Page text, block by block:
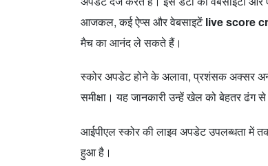
आजकल, कई ऐप्स और वेबसाइटेंlive score
मैच का आनंद ले सकते हैं।
स्कोर अपडेट होने के अलावा, प्रशंसक अक्सर
समीक्षा। यह जानकारी उन्हें खेल को बेहतर
आईपीएल स्कोर की लाइव अपडेट उपलब्धता में
हुआ है।